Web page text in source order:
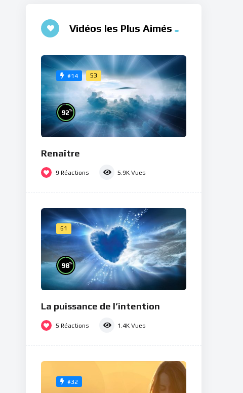
Vidéos les Plus Aimés
#14 53
92%
Renaître
9 Réactions 5.9K Vues
61
98%
La puissance de l’intention
5 Réactions 1.4K Vues
#32